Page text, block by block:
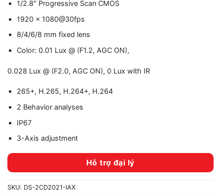
1/2.8″ Progressive Scan CMOS
1920 × 1080@30fps
8/4/6/8 mm fixed lens
Color: 0.01 Lux @ (F1.2, AGC ON),
0.028 Lux @ (F2.0, AGC ON), 0 Lux with IR
265+, H.265, H.264+, H.264
2 Behavior analyses
IP67
3-Axis adjustment
Hỗ trợ đại lý
SKU: DS-2CD2021-IAX